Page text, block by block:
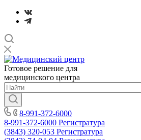
Готовое решение для
медицинского центра
8-991-372-6000
8-991-372-6000 Регистратура
(3843) 320-053 Регистратура